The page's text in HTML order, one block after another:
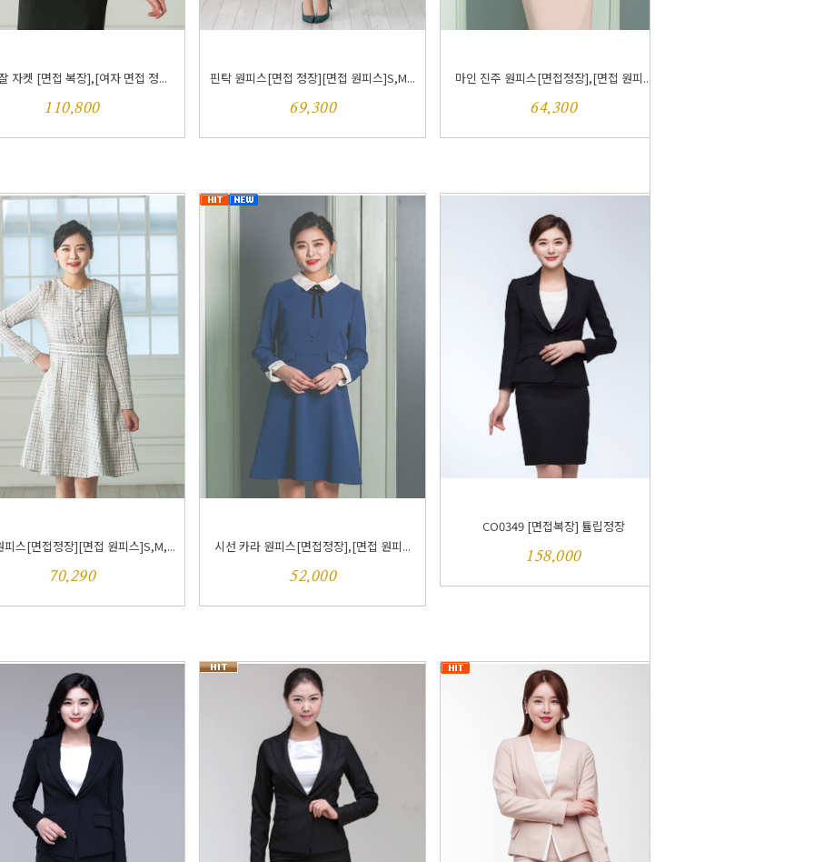
자켓 [면접 복장],[여자 면접 정...
110,800
핀탁 원피스[면접 정장][면접 원피스]S,M...
69,300
마인 진주 원피스[면접정장],[면접 원피...
64,300
피스[면접정장][면접 원피스]S,M,...
70,290
시선 카라 원피스[면접정장],[면접 원피...
52,000
CO0349 [면접복장] 튤립정장
158,000